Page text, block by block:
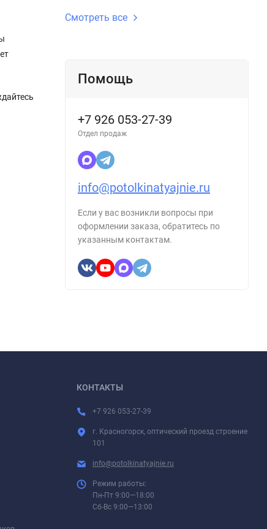
Смотреть все
Помощь
+7 926 053-27-39
Отдел продаж
info@potolkinatyajnie.ru
Если у вас возникли вопросы при
оформлении заказа, обратитесь по
указанным контактам.
КОНТАКТЫ
+7 926 053-27-39
г. Красногорск, оптический проезд строение
101
info@potolkinatyajnie.ru
Режим работы:
Пн-Пт 9:00—18:00
Сб-Вс 9:00—13:00